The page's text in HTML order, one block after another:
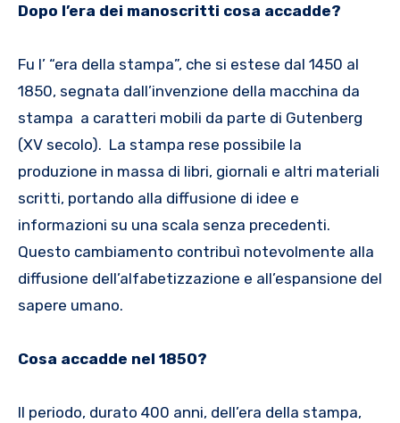
Dopo l’era dei manoscritti cosa accadde?
Fu l’ “era della stampa”, che si estese dal 1450 al
1850, segnata dall’invenzione della macchina da
stampa a caratteri mobili da parte di Gutenberg
(XV secolo). La stampa rese possibile la
produzione in massa di libri, giornali e altri materiali
scritti, portando alla diffusione di idee e
informazioni su una scala senza precedenti.
Questo cambiamento contribuì notevolmente alla
diffusione dell’alfabetizzazione e all’espansione del
sapere umano.
Cosa accadde nel 1850?
Il periodo, durato 400 anni, dell’era della stampa,